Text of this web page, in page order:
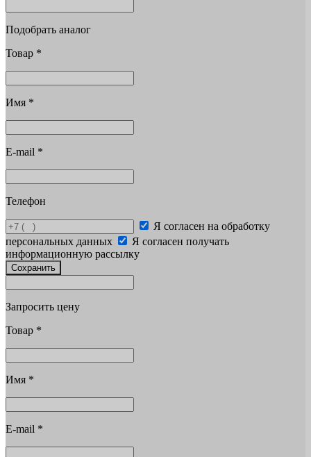
Подобрать аналог
Товар *
Имя *
E-mail *
Телефон
Я согласен на обработку
персональных данных
Я согласен получать
информационную рассылку
Сохранить
Запросить цену
Товар *
Имя *
E-mail *